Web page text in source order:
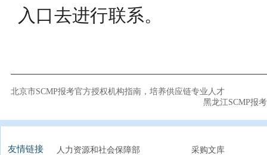
入口去进行联系。
北京市SCMP报考官方授权机构指南，培养供应链专业人才
黑龙江SCMP报
友情链接 人力资源和社会保障部
采购文库